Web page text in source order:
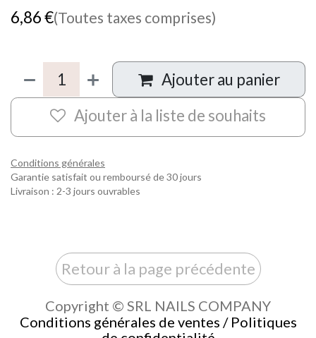
6,86€(Toutes taxes comprises)
Ajouter au panier
Ajouter à la liste de souhaits
Conditions générales
Garantie satisfait ou remboursé de 30 jours
Livraison : 2-3 jours ouvrables
Retour à la page précédente
Copyright © SRL NAILS COMPANY
Conditions générales de ventes / Politiques